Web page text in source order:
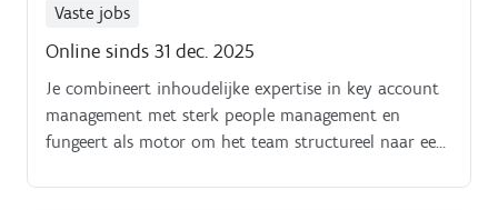
Vaste jobs
Online sinds 31 dec. 2025
Je combineert inhoudelijke expertise in key account
management met sterk people management en
fungeert als motor om het team structureel naar een